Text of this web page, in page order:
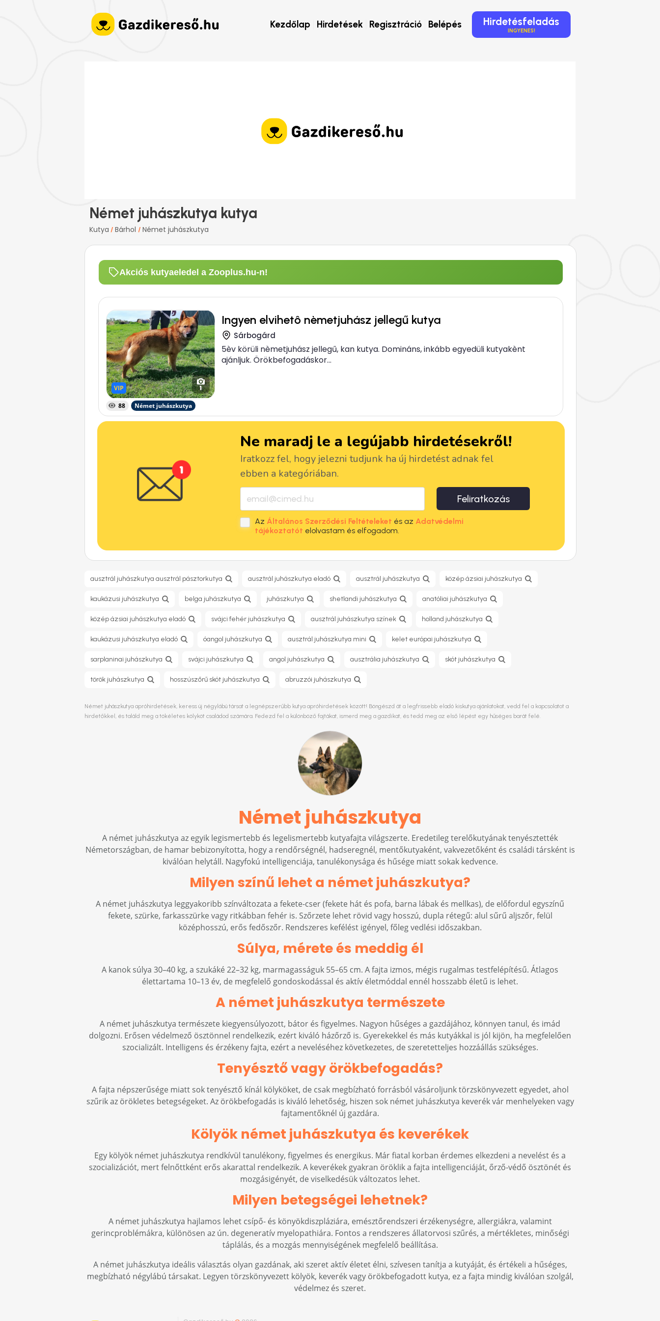
Hirdetésfeladás
INGYENES!
Belépés
Regisztráció
Hirdetések
Kezdőlap
Német juhászkutya kutya
Kutya / Bárhol / Német juhászkutya
Akciós kutyaeledel a Zooplus.hu-n!
VIP
VIP 1
Ingyen elvihetô nèmetjuhász jellegű kutya
Sárbogárd
5èv körüli nèmetjuhász jellegű, kan kutya. Domináns, inkább egyedüli kutyakènt
ajánljuk. Örökbefogadáskor...
88 Német juhászkutya
Ne maradj le a legújabb hirdetésekről!
Iratkozz fel, hogy jelezni tudjunk ha új hirdetést adnak fel
ebben a kategóriában.
Feliratkozás
Az Általános Szerződési Feltételeket és az Adatvédelmi
tájékoztatót elolvastam és elfogadom.
ausztrál juhászkutya ausztrál pásztorkutya ausztrál juhászkutya eladó ausztrál juhászkutya közép ázsiai juhászkutya
kaukázusi juhászkutya belga juhászkutya juhászkutya shetlandi juhászkutya anatóliai juhászkutya
közép ázsiai juhászkutya eladó svájci fehér juhászkutya ausztrál juhászkutya színek holland juhászkutya
kaukázusi juhászkutya eladó óangol juhászkutya ausztrál juhászkutya mini kelet európai juhászkutya
sarplaninai juhászkutya svájci juhászkutya angol juhászkutya ausztrália juhászkutya skót juhászkutya
török juhászkutya hosszúszőrű skót juhászkutya abruzzói juhászkutya
Német juhászkutya apróhirdetések, keress új négylábú társat a legnépszerűbb kutya apróhirdetések között! Böngészd át a legfrissebb eladó kiskutya ajánlatokat, vedd fel a kapcsolatot a
hirdetőkkel, és találd meg a tökéletes kölyköt családod számára. Fedezd fel a különböző fajtákat, ismerd meg a gazdikat, és tedd meg az első lépést egy hűséges barát felé.
Német juhászkutya
A német juhászkutya az egyik legismertebb és legelismertebb kutyafajta világszerte. Eredetileg terelőkutyának tenyésztették
Németországban, de hamar bebizonyította, hogy a rendőrségnél, hadseregnél, mentőkutyaként, vakvezetőként és családi társként is
kiválóan helytáll. Nagyfokú intelligenciája, tanulékonysága és hűsége miatt sokak kedvence.
Milyen színű lehet a német juhászkutya?
A német juhászkutya leggyakoribb színváltozata a fekete-cser (fekete hát és pofa, barna lábak és mellkas), de előfordul egyszínű
fekete, szürke, farkasszürke vagy ritkábban fehér is. Szőrzete lehet rövid vagy hosszú, dupla rétegű: alul sűrű aljszőr, felül
középhosszú, erős fedőszőr. Rendszeres kefélést igényel, főleg vedlési időszakban.
Súlya, mérete és meddig él
A kanok súlya 30–40 kg, a szukáké 22–32 kg, marmagasságuk 55–65 cm. A fajta izmos, mégis rugalmas testfelépítésű. Átlagos
élettartama 10–13 év, de megfelelő gondoskodással és aktív életmóddal ennél hosszabb életű is lehet.
A német juhászkutya természete
A német juhászkutya természete kiegyensúlyozott, bátor és figyelmes. Nagyon hűséges a gazdájához, könnyen tanul, és imád
dolgozni. Erősen védelmező ösztönnel rendelkezik, ezért kiváló házőrző is. Gyerekekkel és más kutyákkal is jól kijön, ha megfelelően
szocializált. Intelligens és érzékeny fajta, ezért a neveléséhez következetes, de szeretetteljes hozzáállás szükséges.
Tenyésztő vagy örökbefogadás?
A fajta népszerűsége miatt sok tenyésztő kínál kölyköket, de csak megbízható forrásból vásároljunk törzskönyvezett egyedet, ahol
szűrik az örökletes betegségeket. Az örökbefogadás is kiváló lehetőség, hiszen sok német juhászkutya keverék vár menhelyeken vagy
fajtamentőknél új gazdára.
Kölyök német juhászkutya és keverékek
Egy kölyök német juhászkutya rendkívül tanulékony, figyelmes és energikus. Már fiatal korban érdemes elkezdeni a nevelést és a
szocializációt, mert felnőttként erős akarattal rendelkezik. A keverékek gyakran öröklik a fajta intelligenciáját, őrző-védő ösztönét és
mozgásigényét, de viselkedésük változatos lehet.
Milyen betegségei lehetnek?
A német juhászkutya hajlamos lehet csípő- és könyökdiszpláziára, emésztőrendszeri érzékenységre, allergiákra, valamint
gerincproblémákra, különösen az ún. degeneratív myelopathiára. Fontos a rendszeres állatorvosi szűrés, a mértékletes, minőségi
táplálás, és a mozgás mennyiségének megfelelő beállítása.
A német juhászkutya ideális választás olyan gazdának, aki szeret aktív életet élni, szívesen tanítja a kutyáját, és értékeli a hűséges,
megbízható négylábú társakat. Legyen törzskönyvezett kölyök, keverék vagy örökbefogadott kutya, ez a fajta mindig kiválóan szolgál,
védelmez és szeret.